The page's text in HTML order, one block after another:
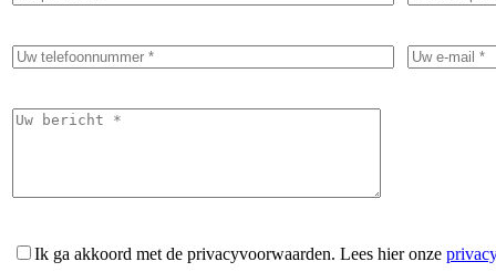
Ik ga akkoord met de privacyvoorwaarden. Lees hier onze